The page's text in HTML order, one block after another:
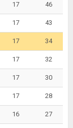
17 46
17 43
17 34
17 32
17 30
17 28
16 27